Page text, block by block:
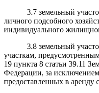
3.7 земельный
личного подсобного
индивидуального
3.8 земельный
участкам,
19 пункта 8 статьи 39.11
Федерации, за
предоставленных в